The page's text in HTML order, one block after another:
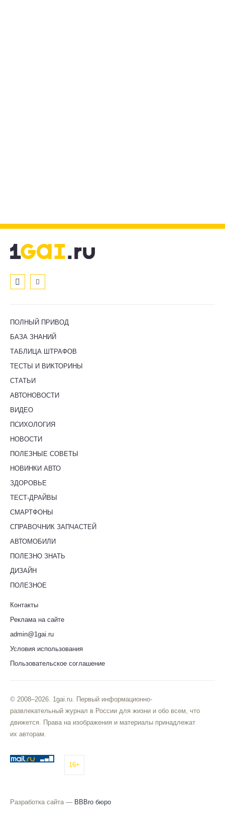
ПОЛНЫЙ ПРИВОД
БАЗА ЗНАНИЙ
ТАБЛИЦА ШТРАФОВ
ТЕСТЫ И ВИКТОРИНЫ
СТАТЬИ
АВТОНОВОСТИ
ВИДЕО
ПСИХОЛОГИЯ
НОВОСТИ
ПОЛЕЗНЫЕ СОВЕТЫ
НОВИНКИ АВТО
ЗДОРОВЬЕ
ТЕСТ-ДРАЙВЫ
СМАРТФОНЫ
СПРАВОЧНИК ЗАПЧАСТЕЙ
АВТОМОБИЛИ
ПОЛЕЗНО ЗНАТЬ
ДИЗАЙН
ПОЛЕЗНОЕ
Контакты
Реклама на сайте
admin@1gai.ru
Условия использования
Пользовательское соглашение
© 2008–2026. 1gai.ru. Первый информационно-
развлекательный журнал в России для жизни и обо всем, что
движется. Права на изображения и материалы принадлежат
их авторам.
16+
Разработка сайта — BBBro бюро